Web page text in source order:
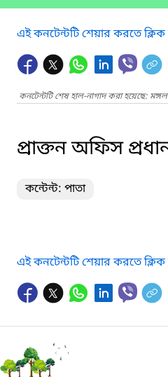
এই কনটেন্টটি শেয়ার করতে
কনটেন্টটি শেষ হাল-নাগাদ করা হয়েছে:
প্রাক্তন অফিস
কন্টেন্ট: পাতা
এই কনটেন্টটি শেয়ার করতে